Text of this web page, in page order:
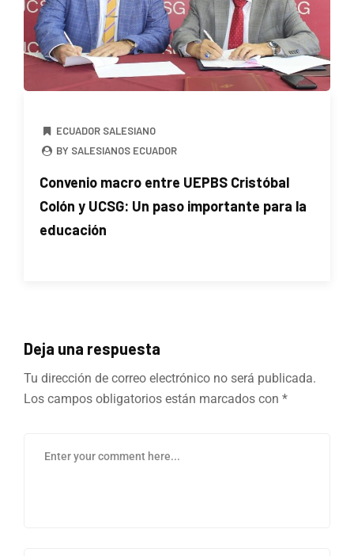
ECUADOR SALESIANO
BY SALESIANOS ECUADOR
Convenio macro entre UEPBS Cristóbal
Colón y UCSG: Un paso importante para la
educación
Deja una respuesta
Tu dirección de correo electrónico no será publicada.
Los campos obligatorios están marcados con *